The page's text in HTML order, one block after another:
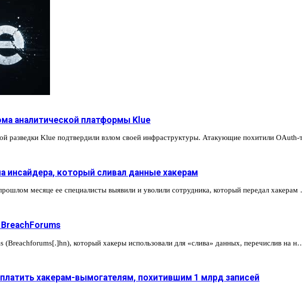
аналитической платформы Klue
разведки Klue подтвердили взлом своей инфраструктуры. Атакующие похитили
инсайдера, который сливал данные хакерам
месяце ее специалисты выявили и уволили сотрудника, который передал
который хакеры использовали для «слива» данных, перечислив на
хакерам-вымогателям, похитившим 1 млрд записей